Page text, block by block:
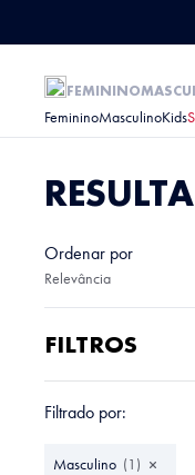
FEMININO
FemininoMasculinoKids
Ordenar por
Relevância
FILTROS
Filtrado por:
Masculino (1 )